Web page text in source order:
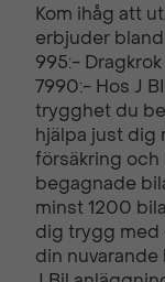
Backkamera
Elhissar fram
Farthållare
Kom ihåg att
erbjuder bland
995:-
7990:- Hos J
trygghet du
hjälpa just dig
försäkring och
begagnade
minst 1200
dig trygg med
din nuvarande